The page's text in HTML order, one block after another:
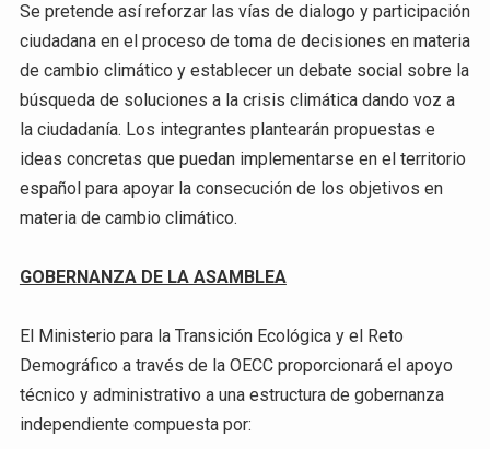
Se pretende así reforzar las vías de dialogo y participación
ciudadana en el proceso de toma de decisiones en materia
de cambio climático y establecer un debate social sobre la
búsqueda de soluciones a la crisis climática dando voz a
la ciudadanía. Los integrantes plantearán propuestas e
ideas concretas que puedan implementarse en el territorio
español para apoyar la consecución de los objetivos en
materia de cambio climático.
GOBERNANZA DE LA ASAMBLEA
El Ministerio para la Transición Ecológica y el Reto
Demográfico a través de la OECC proporcionará el apoyo
técnico y administrativo a una estructura de gobernanza
independiente compuesta por: